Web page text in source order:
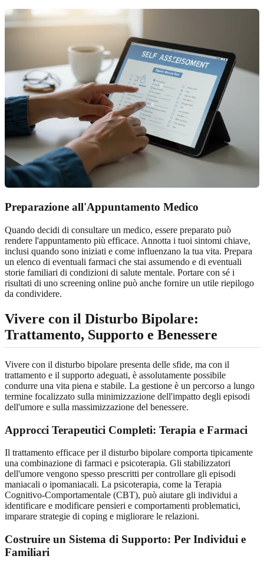
Preparazione all'Appuntamento Medico
Quando decidi di consultare un medico, essere preparato può
rendere l'appuntamento più efficace. Annotta i tuoi sintomi chiave,
inclusi quando sono iniziati e come influenzano la tua vita. Prepara
un elenco di eventuali farmaci che stai assumendo e di eventuali
storie familiari di condizioni di salute mentale. Portare con sé i
risultati di uno screening online può anche fornire un utile riepilogo
da condividere.
Vivere con il Disturbo Bipolare:
Trattamento, Supporto e Benessere
Vivere con il disturbo bipolare presenta delle sfide, ma con il
trattamento e il supporto adeguati, è assolutamente possibile
condurre una vita piena e stabile. La gestione è un percorso a lungo
termine focalizzato sulla minimizzazione dell'impatto degli episodi
dell'umore e sulla massimizzazione del benessere.
Approcci Terapeutici Completi: Terapia e Farmaci
Il trattamento efficace per il disturbo bipolare comporta tipicamente
una combinazione di farmaci e psicoterapia. Gli stabilizzatori
dell'umore vengono spesso prescritti per controllare gli episodi
maniacali o ipomaniacali. La psicoterapia, come la Terapia
Cognitivo-Comportamentale (CBT), può aiutare gli individui a
identificare e modificare pensieri e comportamenti problematici,
imparare strategie di coping e migliorare le relazioni.
Costruire un Sistema di Supporto: Per Individui e
Familiari